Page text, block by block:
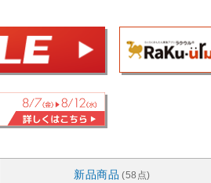
新品商品 (58点)